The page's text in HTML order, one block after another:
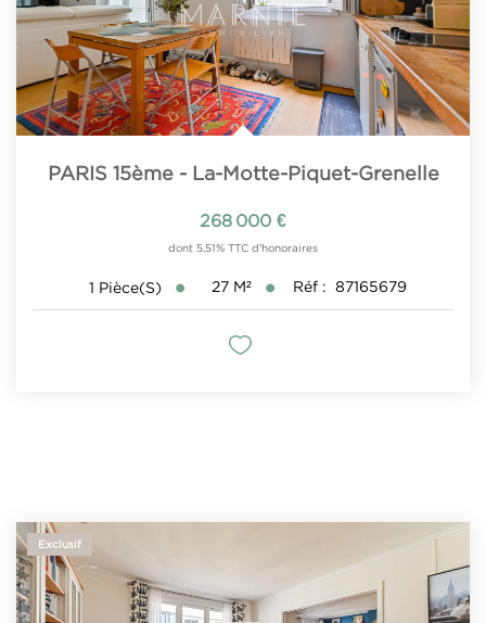
PARIS 15ème - La-Motte-Piquet-Grenelle
268 000 €
dont 5,51% TTC d'honoraires
1 Pièce(s) 27 M² Réf : 87165679
Exclusif